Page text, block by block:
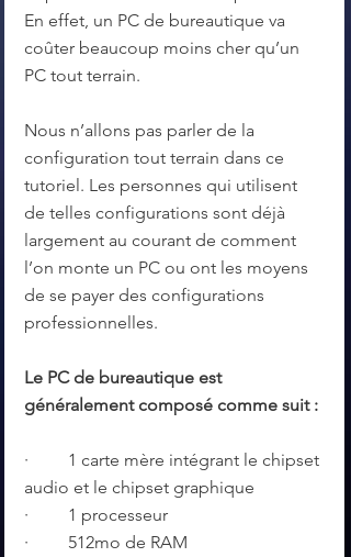
En effet, un PC de bureautique va
coûter beaucoup moins cher qu’un
PC tout terrain.
Nous n’allons pas parler de la
configuration tout terrain dans ce
tutoriel. Les personnes qui utilisent
de telles configurations sont déjà
largement au courant de comment
l’on monte un PC ou ont les moyens
de se payer des configurations
professionnelles.
Le PC de bureautique est
généralement composé comme suit :
·         1 carte mère intégrant le chipset
audio et le chipset graphique
·         1 processeur
·         512mo de RAM